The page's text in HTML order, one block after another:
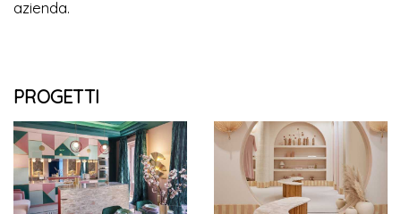
azienda.
PROGETTI